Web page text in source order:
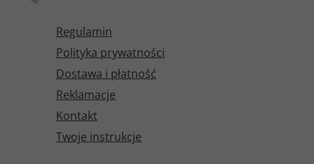
Regulamin
Polityka prywatności
Dostawa i płatność
Reklamacje
Kontakt
Twoje instrukcje